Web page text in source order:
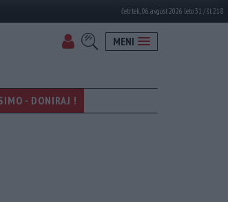
četrtek, 06. avgust 2026 leto 31 / št. 218
MENI
- DONIRAJ !